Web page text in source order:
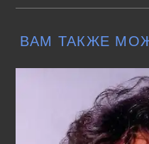
ВАМ ТАКЖЕ